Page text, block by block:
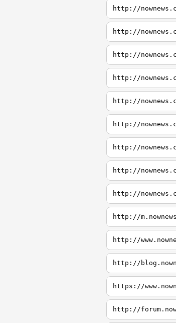
http://
http://
http://
http://
http://
http://
http://
http://
http://
http://
http://
http://
https://
http://